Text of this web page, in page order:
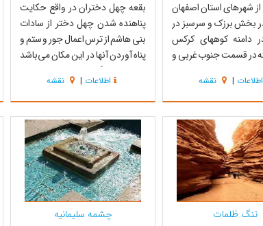
شهرهای استان اصفهان
بخش برزک و سرسبز در
دامنه کوههای کرکس
در قسمت جنوب غربی و
کاشان واقع شده است .
بودن هفتاد در صد گل
بیشترین سهم گل در
می‌باشد. همچنین با
اطلاعات | نقشه
بقعه چهل دختران در واقع حکایت
پناهنده شدن چهل دختر از سادات
بنی هاشم از ترس اعمال جور و ستم و
پناه آوردن آنها در این مکان می‌باشد
که بر اساس گفته و اعتقاد اهالی ، در
این مکان به امر الهی غایب شده اند
طوری که هیچ کس دیگر آنها را بعد از
ورود به اینجا ندیده است. در داخل
بقعه بصورت نمادین...
اطلاعات | نقشه
تنگ ظلمات چشمه سلیمانیه